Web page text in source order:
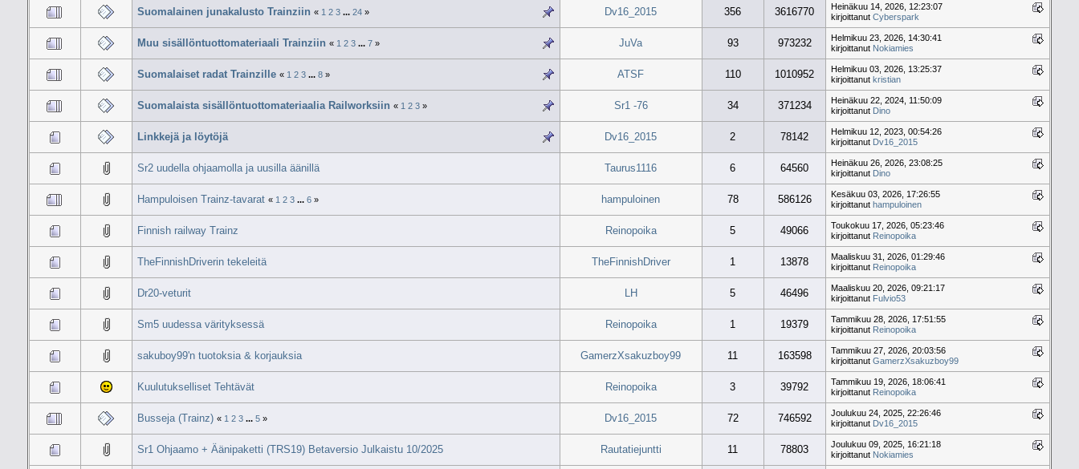
Suomalainen junakalusto Trainziin « 1 2 3 ...24 » Dv16_2015 356 3616770
Heinäkuu 14, 2026, 12:23:07
kirjoittanutCyberspark
Muu sisällöntuottomateriaali Trainziin « 1 2 3 ...7 » JuVa 93 973232
Helmikuu 23, 2026, 14:30:41
kirjoittanut Nokiamies
Suomalaiset radat Trainzille « 1 2 3 ...8 » ATSF 110 1010952
Helmikuu 03, 2026, 13:25:37
kirjoittanutkristian
Suomalaista sisällöntuottomateriaalia Railworksiin « 1 2 3 » Sr1 -76 34 371234
Heinäkuu 22, 2024, 11:50:09
kirjoittanut Dino
Linkkejä ja löytöjä Dv16_2015 2 78142
Helmikuu 12, 2023, 00:54:26
kirjoittanut Dv16_2015
Sr2 uudella ohjaamolla ja uusilla äänillä Taurus1116 6 64560
Heinäkuu 26, 2026, 23:08:25
kirjoittanut Dino
Hampuloisen Trainz-tavarat « 1 2 3 ...6 » hampuloinen 78 586126
Kesäkuu 03, 2026, 17:26:55
kirjoittanuthampuloinen
Finnish railway Trainz Reinopoika 5 49066
Toukokuu 17, 2026, 05:23:46
kirjoittanut Reinopoika
TheFinnishDriverin tekeleitä TheFinnishDriver 1 13878
Maaliskuu 31, 2026, 01:29:46
kirjoittanut Reinopoika
Dr20-veturit LH 5 46496
Maaliskuu 20, 2026, 09:21:17
kirjoittanut Fulvio53
Sm5 uudessa värityksessä Reinopoika 1 19379
Tammikuu 28, 2026, 17:51:55
kirjoittanut Reinopoika
sakuboy99'n tuotoksia & korjauksia GamerzXsakuzboy99 11 163598
Tammikuu 27, 2026, 20:03:56
kirjoittanutGamerzXsakuzboy99
Kuulutukselliset Tehtävät Reinopoika 3 39792
Tammikuu 19, 2026, 18:06:41
kirjoittanut Reinopoika
Busseja (Trainz) « 1 2 3 ...5 » Dv16_2015 72 746592
Joulukuu 24, 2025, 22:26:46
kirjoittanut Dv16_2015
Sr1 Ohjaamo + Äänipaketti (TRS19) Betaversio Julkaistu 10/2025 Rautatiejuntti 11 78803
Joulukuu 09, 2025, 16:21:18
kirjoittanut Nokiamies